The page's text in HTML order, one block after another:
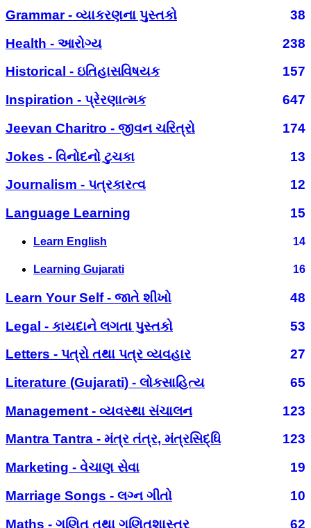
Grammar - વ્યાકરણના પુસ્તકો
38
Health - આરોગ્ય
238
Historical - ઇતિહાસવિષયક
157
Inspiration - પ્રેરણાત્મક
647
Jeevan Charitro - જીવન ચરિત્રો
174
Jokes - વિનોદનો ટુચકા
13
Journalism - પત્રકારત્વ
12
Language Learning
15
Learn English 14
Learning Gujarati 16
Learn Your Self - જાતે શીખો
48
Legal - કાયદાને લગતા પુસ્તકો
53
Letters - પત્રો તથા પત્ર વ્યવહાર
27
Literature (Gujarati) - લોકસાહિત્ય
65
Management - વ્યવસ્થા સંચાલન
123
Mantra Tantra - મંત્ર તંત્ર, મંત્રસિદ્ધિ
123
Marketing - વેચાણ સેવા
19
Marriage Songs - લગ્ન ગીતો
10
Maths - ગણિત તથા ગણિતશાસ્ત્ર
62